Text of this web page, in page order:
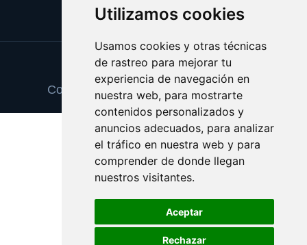
Utilizamos cookies
Usamos cookies y otras técnicas
de rastreo para mejorar tu
experiencia de navegación en
nuestra web, para mostrarte
contenidos personalizados y
anuncios adecuados, para analizar
el tráfico en nuestra web y para
comprender de donde llegan
nuestros visitantes.
Aceptar
Rechazar
Update cookies preferences
Copyright © 2025 mensajeprivado.com